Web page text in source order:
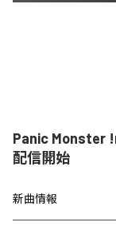
Panic Monster
配信開始
新曲情報